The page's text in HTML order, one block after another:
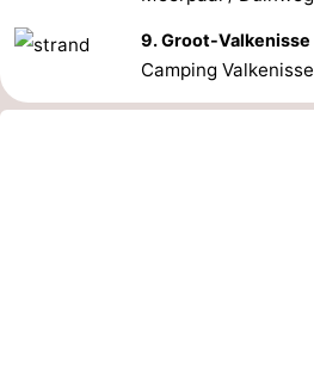
9. Groot-Valkenisse
Camping Valkenisse